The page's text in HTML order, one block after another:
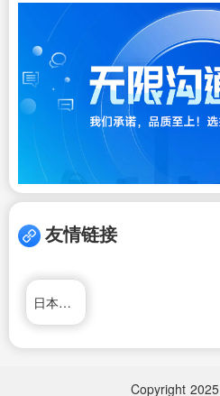
友情链接
日本小春网
Copyright 2025